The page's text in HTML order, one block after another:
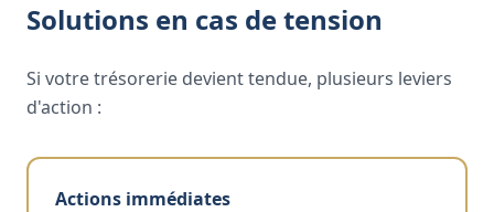
Solutions en cas de tension
Si votre trésorerie devient tendue, plusieurs leviers
d'action :
Actions immédiates